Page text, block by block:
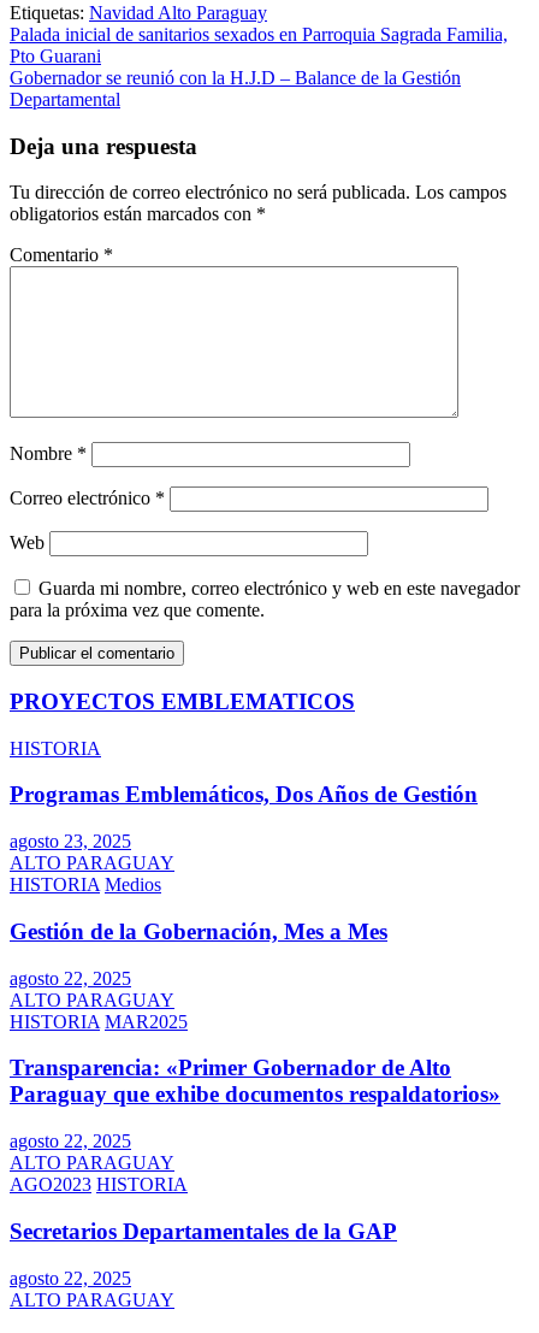
Etiquetas: Navidad Alto Paraguay
Navegación
de
entradas
Palada inicial de sanitarios sexados en Parroquia Sagrada Familia,
Pto Guarani
Gobernador se reunió con la H.J.D – Balance de la Gestión
Departamental
Deja una respuesta
Tu dirección de correo electrónico no será publicada. Los campos
obligatorios están marcados con *
Comentario *
Nombre *
Correo electrónico *
Web
Guarda mi nombre, correo electrónico y web en este navegador
para la próxima vez que comente.
PROYECTOS EMBLEMATICOS
HISTORIA
Programas Emblemáticos, Dos Años de Gestión
agosto 23, 2025
ALTO PARAGUAY
HISTORIA Medios
Gestión de la Gobernación, Mes a Mes
agosto 22, 2025
ALTO PARAGUAY
HISTORIA MAR2025
Transparencia: «Primer Gobernador de Alto
Paraguay que exhibe documentos respaldatorios»
agosto 22, 2025
ALTO PARAGUAY
AGO2023 HISTORIA
Secretarios Departamentales de la GAP
agosto 22, 2025
ALTO PARAGUAY